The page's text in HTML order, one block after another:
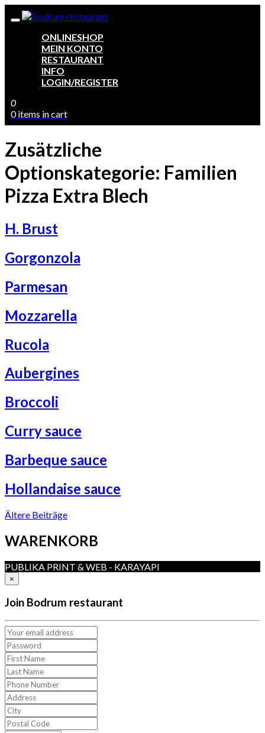
ONLINESHOP
MEIN KONTO
RESTAURANT
INFO
LOGIN/REGISTER
0
0 items in cart
Zusätzliche
Optionskategorie: Familien
Pizza Extra Blech
H. Brust
Gorgonzola
Parmesan
Mozzarella
Rucola
Aubergines
Broccoli
Curry sauce
Barbeque sauce
Hollandaise sauce
Beitragsnavigation
Ältere Beiträge
WARENKORB
PUBLIKA PRINT & WEB - KARAYAPI
×
Join Bodrum restaurant